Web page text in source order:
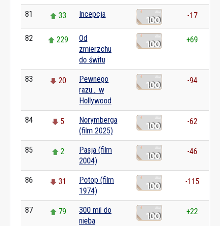
81 33 Incepcja -17
82 229
Od
zmierzchu
do świtu
+69
83 20
Pewnego
razu... w
Hollywood
-94
84 5
Norymberga
(film 2025)
-62
85 2
Pasja (film
2004)
-46
86 31
Potop (film
1974)
-115
87 79
300 mil do
nieba
+22